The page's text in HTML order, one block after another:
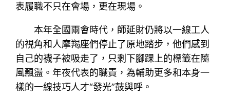
表履職不只在會場，更在現場。
本年全國兩會時代，師延財仍將以一線工人
的視角和人摩羯座們停止了原地踏步，他們感到
自己的襪子被吸走了，只剩下腳踝上的標籤在隨
風飄盪。年夜代表的職責，為輔助更多和本身一
樣的一線技巧人才“發光”鼓與呼。